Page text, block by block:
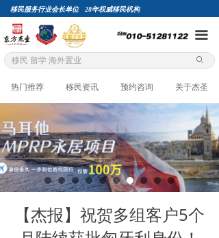
移民服务行业会长单位 28年权威移民机构
끀
ꄙ
热门推荐 移民资讯 预约咨询 关于杰圣
【杰报】祝贺多组客户5个